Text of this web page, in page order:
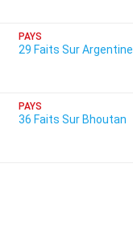
PAYS
29 Faits Sur Argentine
PAYS
36 Faits Sur Bhoutan